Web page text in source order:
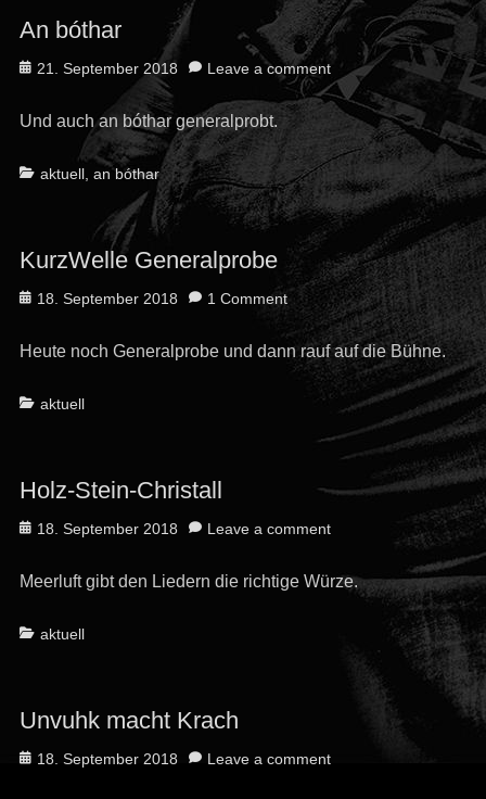
An bóthar
Posted
21. September 2018 Leave a comment
Und auch an bóthar generalprobt.
Categories
aktuell, an bóthar
KurzWelle Generalprobe
Posted
18. September 2018 1 Comment
Heute noch Generalprobe und dann rauf auf die Bühne.
Categories
aktuell
Holz-Stein-Christall
Posted
18. September 2018 Leave a comment
Meerluft gibt den Liedern die richtige Würze.
Categories
aktuell
Unvuhk macht Krach
Posted
18. September 2018 Leave a comment